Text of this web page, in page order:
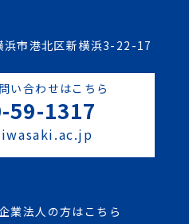
市港北区新横浜3-22-17
い合わせはこちら
59-1317
業法人の方はこちら